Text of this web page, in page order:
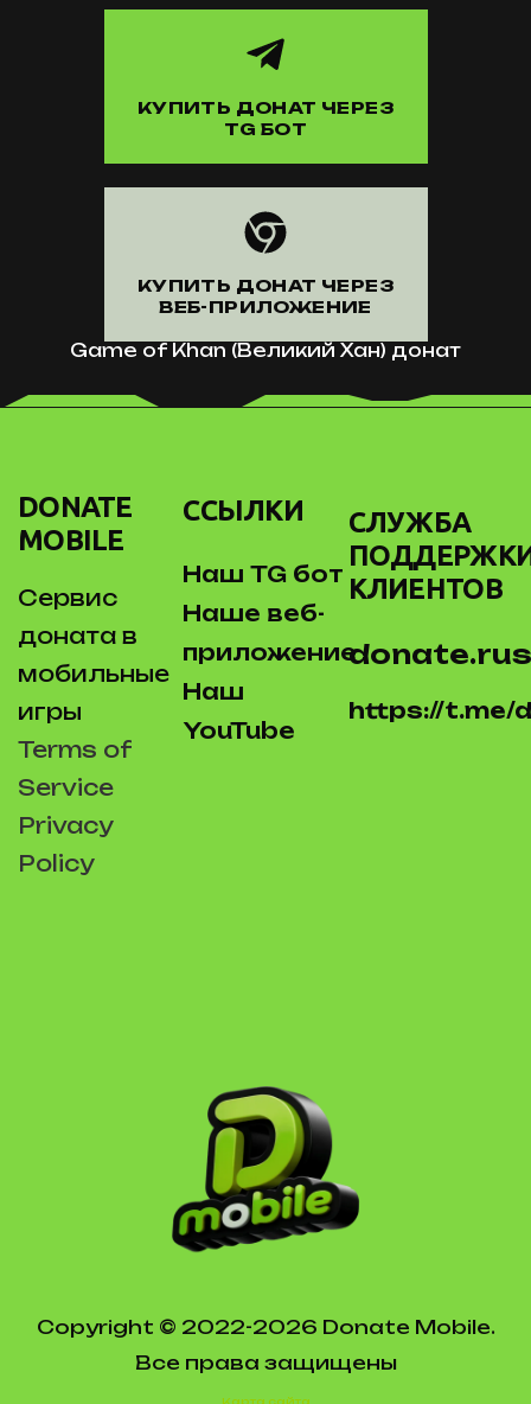
КУПИТЬ ДОНАТ ЧЕРЕЗ
TG БОТ
КУПИТЬ ДОНАТ ЧЕРЕЗ
ВЕБ-ПРИЛОЖЕНИЕ
Game of Khan (Великий Хан) донат
DONATE
MOBILE
Сервис
доната в
мобильные
игры
Terms of
Service
Privacy
Policy
ССЫЛКИ
Наш TG бот
Наше веб-
приложение
Наш
YouTube
СЛУЖБА
КЛИЕНТОВ
https://t.me/
Copyright © 2022-2026 Donate Mobile.
Все права защищены
Карта сайта